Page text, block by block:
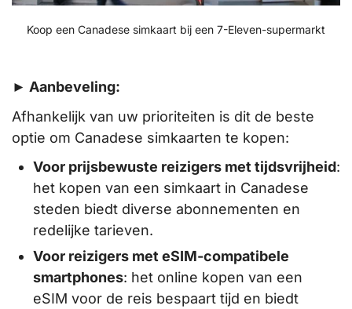
Koop een Canadese simkaart bij een 7-Eleven-supermarkt
► Aanbeveling:
Afhankelijk van uw prioriteiten is dit de beste
optie om Canadese simkaarten te kopen:
Voor prijsbewuste reizigers met tijdsvrijheid:
het kopen van een simkaart in Canadese
steden biedt diverse abonnementen en
redelijke tarieven.
Voor reizigers met eSIM-compatibele
smartphones: het online kopen van een
eSIM voor de reis bespaart tijd en biedt